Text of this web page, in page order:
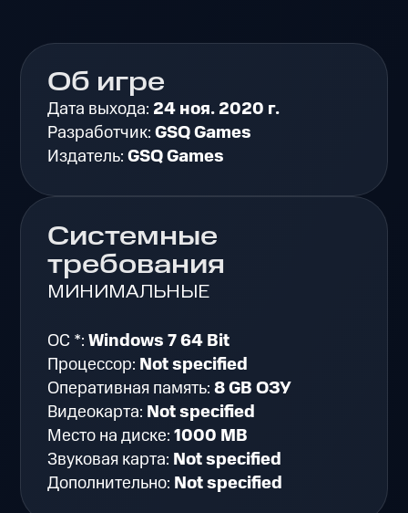
Об игре
Дата выхода: 24 ноя. 2020 г.
Разработчик:GSQ Games
Издатель:GSQ Games
Системные
требования
МИНИМАЛЬНЫЕ
ОС *:Windows 7 64 Bit
Процессор: Not specified
Оперативная память:8 GB ОЗУ
Видеокарта: Not specified
Место на диске:1000 MB
Звуковая карта: Not specified
Дополнительно: Not specified